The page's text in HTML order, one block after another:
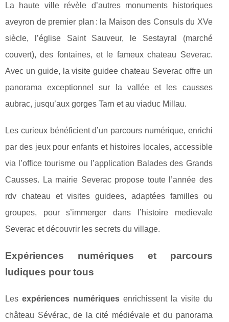
La haute ville révèle d’autres monuments historiques
aveyron de premier plan : la Maison des Consuls du XVe
siècle, l’église Saint Sauveur, le Sestayral (marché
couvert), des fontaines, et le fameux chateau Severac.
Avec un guide, la visite guidee chateau Severac offre un
panorama exceptionnel sur la vallée et les causses
aubrac, jusqu’aux gorges Tarn et au viaduc Millau.
Les curieux bénéficient d’un parcours numérique, enrichi
par des jeux pour enfants et histoires locales, accessible
via l’office tourisme ou l’application Balades des Grands
Causses. La mairie Severac propose toute l’année des
rdv chateau et visites guidees, adaptées familles ou
groupes, pour s’immerger dans l’histoire medievale
Severac et découvrir les secrets du village.
Expériences numériques et parcours
ludiques pour tous
Les expériences numériquesenrichissent la visite du
château Sévérac, de la cité médiévale et du panorama